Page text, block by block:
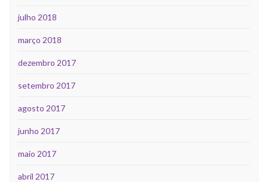
julho 2018
março 2018
dezembro 2017
setembro 2017
agosto 2017
junho 2017
maio 2017
abril 2017